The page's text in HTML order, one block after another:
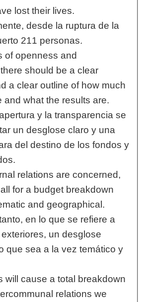
lost their lives.
desde la ruptura de la
211 personas.
of openness and
should be a clear
a clear outline of how much
and what the results are.
y la transparencia se
un desglose claro y una
del destino de los fondos y
relations are concerned,
for a budget breakdown
and geographical.
en lo que se refiere a
un desglose
que sea a la vez temático y
will cause a total breakdown
relations we